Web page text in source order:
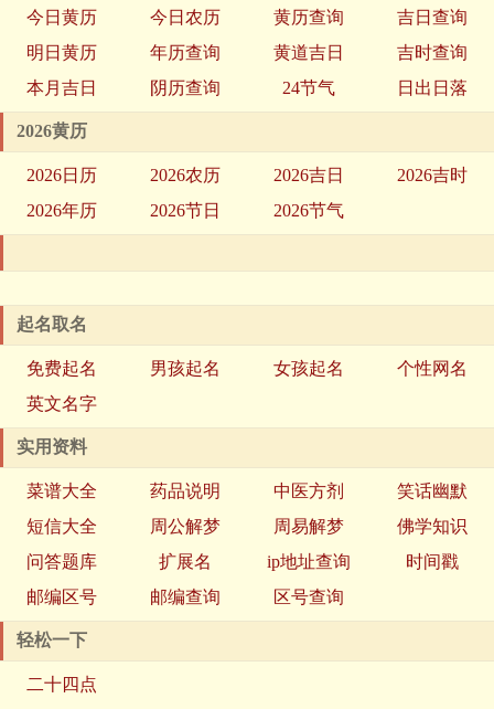
今日黄历 今日农历 黄历查询
吉日查询
明日黄历
年历查询 黄道吉日
吉时查询
本月吉日
阴历查询 24节气 日出日落
2026黄历
2026日历 2026农历 2026吉日
2026吉时
2026年历
2026节日 2026节气
起名取名
免费起名 男孩起名 女孩起名
个性网名
英文名字
实用资料
菜谱大全 药品说明 中医方剂
笑话幽默
短信大全
周公解梦 周易解梦
佛学知识
问答题库
扩展名 ip地址查询
时间戳
邮编区号
邮编查询 区号查询
轻松一下
二十四点